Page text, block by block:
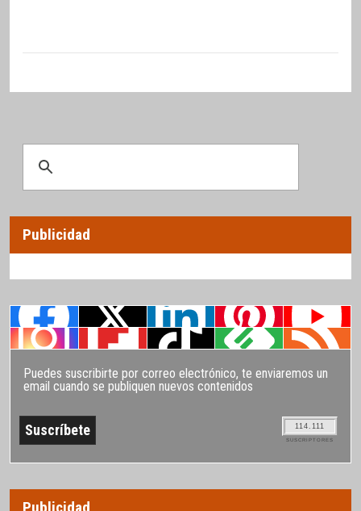
Publicidad
Puedes suscribirte por correo electrónico, te enviaremos un
email cuando se publiquen nuevos contenidos
114.111
SUSCRIPTORES
Publicidad